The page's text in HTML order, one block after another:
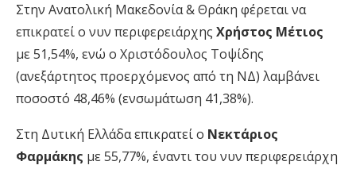
Στην Ανατολική Μακεδονία & Θράκη φέρεται να
επικρατεί ο νυν περιφερειάρχης Χρήστος Μέτιος
με 51,54%, ενώ ο Χριστόδουλος Τοψίδης
(ανεξάρτητος προερχόμενος από τη ΝΔ) λαμβάνει
ποσοστό 48,46% (ενσωμάτωση 41,38%).
Στη Δυτική Ελλάδα επικρατεί ο Νεκτάριος
Φαρμάκης με 55,77%, έναντι του νυν περιφερειάρχη